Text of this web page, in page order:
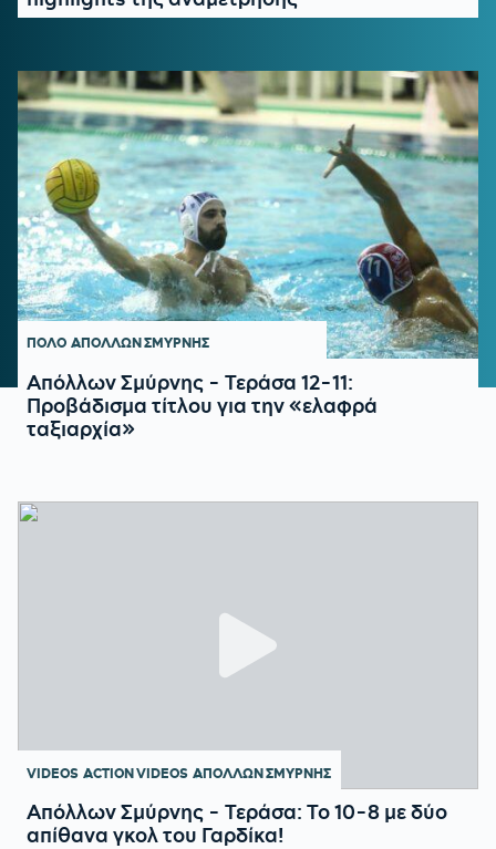
ΠΟΛΟ ΑΠΟΛΛΩΝ ΣΜΥΡΝΗΣ
Απόλλων Σμύρνης - Τεράσα 12-11:
Προβάδισμα τίτλου για την «ελαφρά
ταξιαρχία»
VIDEOS ACTION VIDEOS ΑΠΟΛΛΩΝ ΣΜΥΡΝΗΣ
Απόλλων Σμύρνης - Τεράσα: Το 10-8 με δύο
απίθανα γκολ του Γαρδίκα!